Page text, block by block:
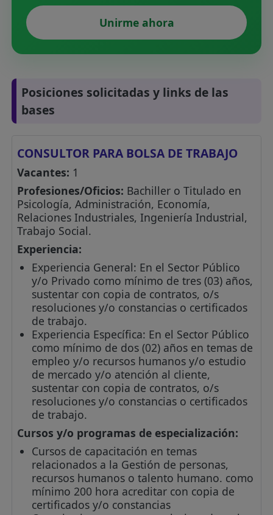
Unirme ahora
Posiciones solicitadas y links de las
bases
CONSULTOR PARA BOLSA DE TRABAJO
Vacantes: 1
Profesiones/Oficios: Bachiller o Titulado en
Psicología, Administración, Economía,
Relaciones Industriales, Ingeniería Industrial,
Trabajo Social.
Experiencia:
Experiencia General: En el Sector Público
y/o Privado como mínimo de tres (03) años,
sustentar con copia de contratos, o/s
resoluciones y/o constancias o certificados
de trabajo.
Experiencia Específica: En el Sector Público
como mínimo de dos (02) años en temas de
empleo y/o recursos humanos y/o estudio
de mercado y/o atención al cliente,
sustentar con copia de contratos, o/s
resoluciones y/o constancias o certificados
de trabajo.
Cursos y/o programas de especialización:
Cursos de capacitación en temas
relacionados a la Gestión de personas,
recursos humanos o talento humano. como
mínimo 200 hora acreditar con copia de
certificados y/o constancias